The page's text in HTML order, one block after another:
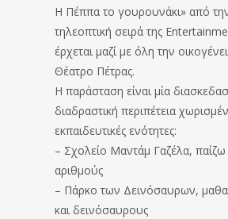
Η Πέππα το γουρουνάκι» από
τηλεοπτική σειρά της
έρχεται μαζί με όλη την
Θέατρο Πέτρας.
Η παράσταση είναι μία
διαδραστική περιπέτεια
εκπαιδευτικές ενότητες:
– Σχολείο Μαντάμ Γαζέλα, παίζω
αριθμούς
– Πάρκο των Δεινόσαυρων,
και δεινόσαυρους